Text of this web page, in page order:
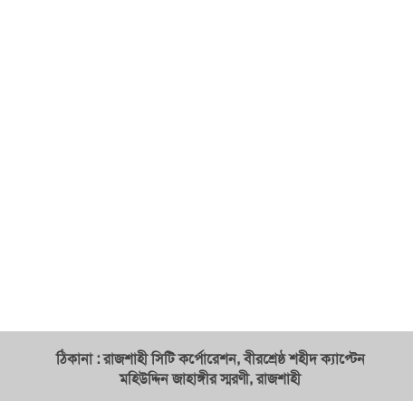
ঠিকানা : রাজশাহী সিটি কর্পোরেশন, বীরশ্রেষ্ঠ শহীদ ক্যাপ্টেন
মহিউদ্দিন জাহাঙ্গীর স্মরণী, রাজশাহী